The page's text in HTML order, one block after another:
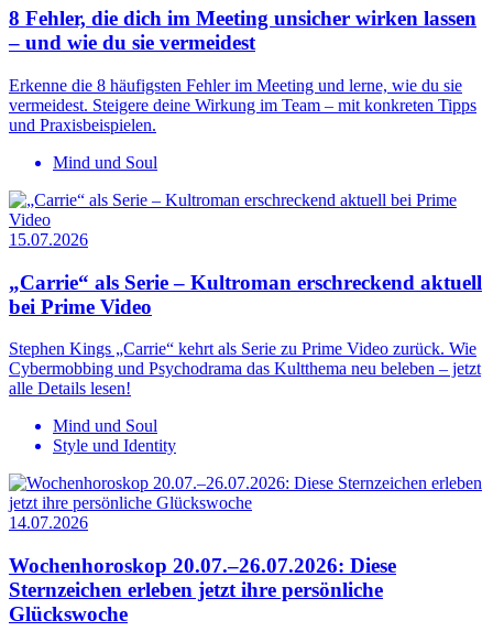
8 Fehler, die dich im Meeting unsicher wirken lassen
– und wie du sie vermeidest
Erkenne die 8 häufigsten Fehler im Meeting und lerne, wie du sie
vermeidest. Steigere deine Wirkung im Team – mit konkreten Tipps
und Praxisbeispielen.
Mind und Soul
15.07.2026
„Carrie“ als Serie – Kultroman erschreckend aktuell
bei Prime Video
Stephen Kings „Carrie“ kehrt als Serie zu Prime Video zurück. Wie
Cybermobbing und Psychodrama das Kultthema neu beleben – jetzt
alle Details lesen!
Mind und Soul
Style und Identity
14.07.2026
Wochenhoroskop 20.07.–26.07.2026: Diese
Sternzeichen erleben jetzt ihre persönliche
Glückswoche